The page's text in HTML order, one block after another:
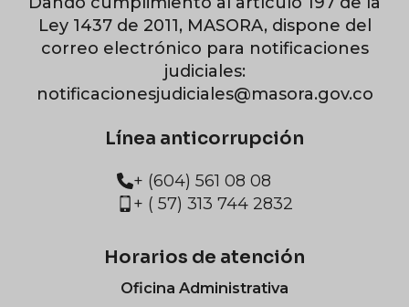
Ley 1437 de 2011, MASORA, dispone del
correo electrónico para notificaciones
judiciales:
notificacionesjudiciales@masora.gov.co
Línea anticorrupción
+ (604) 561 08 08
+ ( 57) 313 744 2832
Horarios de atención
Oficina Administrativa